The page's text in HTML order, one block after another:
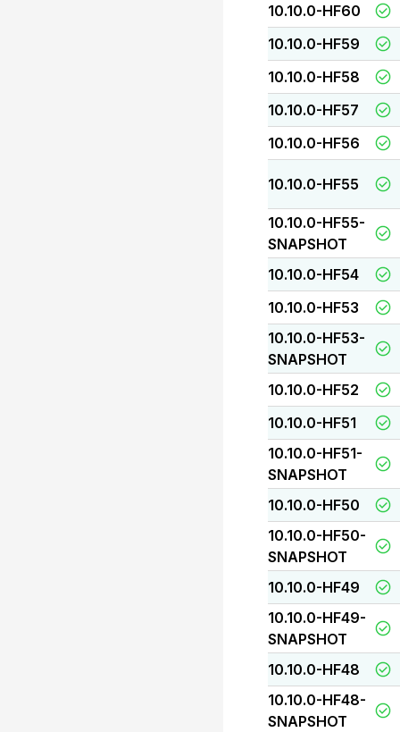
10.10.0-HF60
10.10.0-HF59
10.10.0-HF58
10.10.0-HF57
10.10.0-HF56
10.10.0-HF55
10.10.0-HF55-
SNAPSHOT
10.10.0-HF54
10.10.0-HF53
10.10.0-HF53-
SNAPSHOT
10.10.0-HF52
10.10.0-HF51
10.10.0-HF51-
SNAPSHOT
10.10.0-HF50
10.10.0-HF50-
SNAPSHOT
10.10.0-HF49
10.10.0-HF49-
SNAPSHOT
10.10.0-HF48
10.10.0-HF48-
SNAPSHOT